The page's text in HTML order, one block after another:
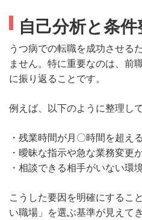
自己分析と条
うつ病での転職を成功させる
ません。特に重要なのは、前
に振り返ることです。
例えば、以下のように整理し
・残業時間が月〇時間を超え
・曖昧な指示や急な業務変更
・相談できる相手がいない環
こうした要因を明確にするこ
い職場」を選ぶ基準が見えてき